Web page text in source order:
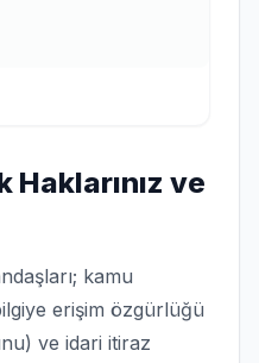
ve
kamu
erişim özgürlüğü
ve idari itiraz